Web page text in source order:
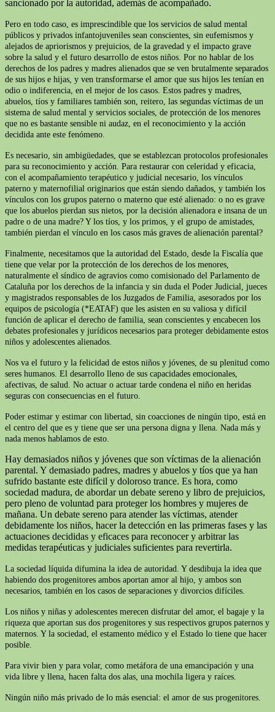
sancionado por la autoridad, además de acompañado.
Pero en todo caso, es imprescindible que los servicios de salud mental
públicos y privados infantojuveniles sean conscientes, sin eufemismos y
alejados de apriorismos y prejuicios, de la gravedad y el impacto grave
sobre la salud y el futuro desarrollo de estos niños. Por no hablar de los
derechos de los padres y madres alienados que se ven brutalmente separados
de sus hijos e hijas, y ven transformarse el amor que sus hijos les tenían en
odio o indiferencia, en el mejor de los casos. Estos padres y madres,
abuelos, tíos y familiares también son, reitero, las segundas víctimas de un
sistema de salud mental y servicios sociales, de protección de los menores
que no es bastante sensible ni audaz, en el reconocimiento y la acción
decidida ante este fenómeno.
Es necesario, sin ambigüedades, que se establezcan protocolos profesionales
para su reconocimiento y acción. Para restaurar con celeridad y eficacia,
con el acompañamiento terapéutico y judicial necesario, los vínculos
paterno y maternofilial originarios que están siendo dañados, y también los
vínculos con los grupos paterno o materno que esté alienado: o no es grave
que los abuelos pierdan sus nietos, por la decisión alienadora e insana de un
padre o de una madre? Y los tíos, y los primos, y el grupo de amistades,
también pierdan el vínculo en los casos más graves de alienación parental?
Finalmente, necesitamos que la autoridad del Estado, desde la Fiscalía que
tiene que velar por la protección de los derechos de los menores,
naturalmente el síndico de agravios como comisionado del Parlamento de
Cataluña por los derechos de la infancia y sin duda el Poder Judicial, jueces
y magistrados responsables de los Juzgados de Familia, asesorados por los
equipos de psicología (*EATAF) que les asisten en su valiosa y difícil
función de aplicar el derecho de familia, sean conscientes y encabecen los
debates profesionales y jurídicos necesarios para proteger debidamente estos
niños y adolescentes alienados.
Nos va el futuro y la felicidad de estos niños y jóvenes, de su plenitud como
seres humanos. El desarrollo lleno de sus capacidades emocionales,
afectivas, de salud. No actuar o actuar tarde condena el niño en heridas
seguras con consecuencias en el futuro.
Poder estimar y estimar con libertad, sin coacciones de ningún tipo, está en
el centro del que es y tiene que ser una persona digna y llena. Nada más y
nada menos hablamos de esto.
Hay demasiados niños y jóvenes que son víctimas de la alienación
parental. Y demasiado padres, madres y abuelos y tíos que ya han
sufrido bastante este difícil y doloroso trance. Es hora, como
sociedad madura, de abordar un debate sereno y libro de prejuicios,
pero pleno de voluntad para proteger los hombres y mujeres de
mañana. Un debate sereno para atender las víctimas, atender
debidamente los niños, hacer la detección en las primeras fases y las
actuaciones decididas y eficaces para reconocer y arbitrar las
medidas terapéuticas y judiciales suficientes para revertirla.
La sociedad líquida difumina la idea de autoridad. Y desdibuja la idea que
habiendo dos progenitores ambos aportan amor al hijo, y ambos son
necesarios, también en los casos de separaciones y divorcios difíciles.
Los niños y niñas y adolescentes merecen disfrutar del amor, el bagaje y la
riqueza que aportan sus dos progenitores y sus respectivos grupos paternos y
maternos. Y la sociedad, el estamento médico y el Estado lo tiene que hacer
posible.
Para vivir bien y para volar, como metáfora de una emancipación y una
vida libre y llena, hacen falta dos alas, una mochila ligera y raíces.
Ningún niño más privado de lo más esencial: el amor de sus progenitores.